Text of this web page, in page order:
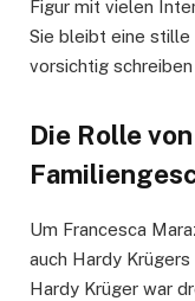
Figur mit vielen
Sie bleibt eine stille
vorsichtig schreiben
Die Rolle
Um Francesca
auch Hardy
Hardy Krüger war